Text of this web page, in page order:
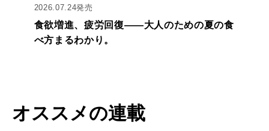
2026.07.24発売
食欲増進、疲労回復——大人のための夏の食
べ方まるわかり。
オススメの連載